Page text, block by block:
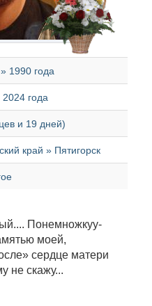
1990 года
года
и 19 дней)
край » Пятигорск
Понемножкуу-
моей,
сердце матери
не скажу...